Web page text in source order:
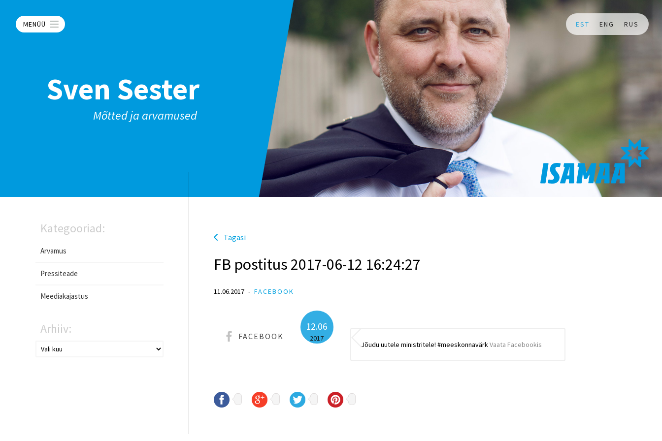
MENÜÜ EST ENG RUS
Sven Sester
Mõtted ja arvamused
Kategooriad:
Arvamus
Pressiteade
Meediakajastus
Arhiiv:
Tagasi
FB postitus 2017-06-12 16:24:27
11.06.2017 FACEBOOK
FACEBOOK
12.06
2017
Jõudu uutele ministritele! #meeskonnavärkVaata Facebookis